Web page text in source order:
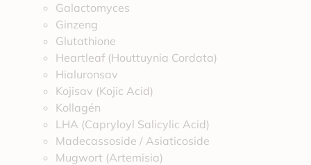
Galactomyces
Ginzeng
Glutathione
Heartleaf (Houttuynia Cordata)
Hialuronsav
Kojisav (Kojic Acid)
Kollagén
LHA (Capryloyl Salicylic Acid)
Madecassoside / Asiaticoside
Mugwort (Artemisia)